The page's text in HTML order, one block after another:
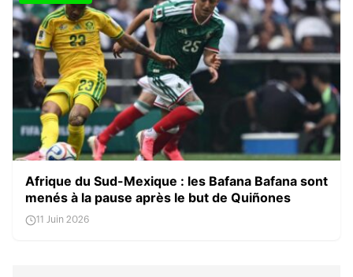
Afrique du Sud-Mexique : les Bafana Bafana sont
menés à la pause après le but de Quiñones
11 Juin 2026